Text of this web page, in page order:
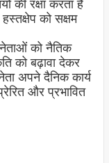
की रक्षा करता है
को सक्षम
को नैतिक
को बढ़ावा देकर
अपने दैनिक कार्य
और प्रभावित